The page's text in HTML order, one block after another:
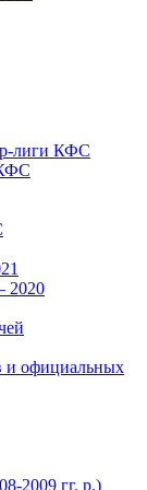
лиги КФС
2020
и официальных
2009 гг. р.)